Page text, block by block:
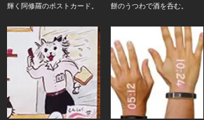
輝く阿修羅のポストカード。 餅のうつわで酒を呑む。